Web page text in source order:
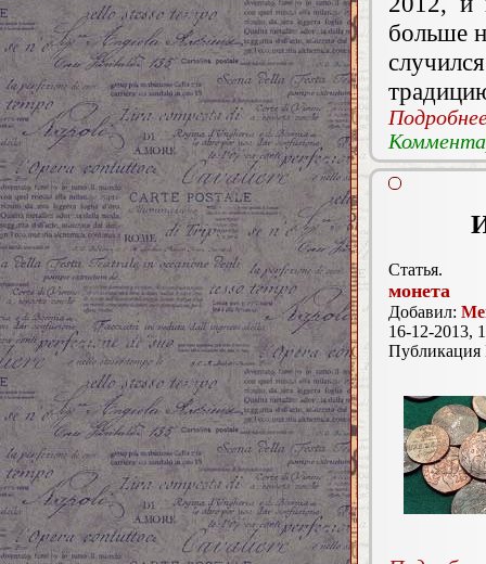
больше
Статья.
монета
Добавил:
16-12-2013,